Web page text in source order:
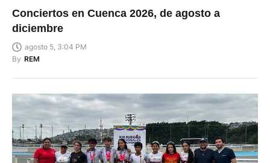
Conciertos en Cuenca 2026, de agosto a
diciembre
agosto 5, 3:04 PM
By REM